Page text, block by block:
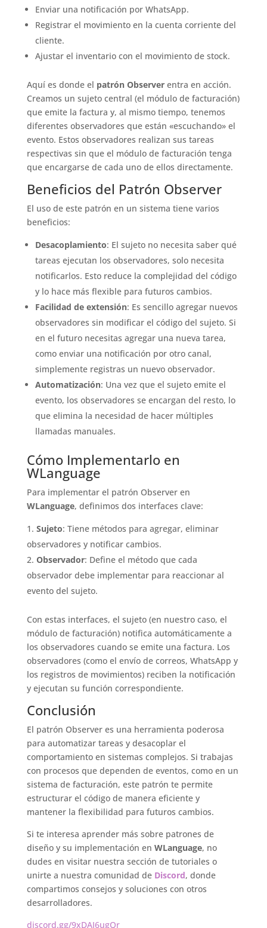
Enviar una notificación por WhatsApp.
Registrar el movimiento en la cuenta corriente del
cliente.
Ajustar el inventario con el movimiento de stock.
Aquí es donde el patrón Observerentra en acción.
Creamos un sujeto central (el módulo de facturación)
que emite la factura y, al mismo tiempo, tenemos
diferentes observadores que están «escuchando» el
evento. Estos observadores realizan sus tareas
respectivas sin que el módulo de facturación tenga
que encargarse de cada uno de ellos directamente.
Beneficios del Patrón Observer
El uso de este patrón en un sistema tiene varios
beneficios:
Desacoplamiento: El sujeto no necesita saber qué
tareas ejecutan los observadores, solo necesita
notificarlos. Esto reduce la complejidad del código
y lo hace más flexible para futuros cambios.
Facilidad de extensión: Es sencillo agregar nuevos
observadores sin modificar el código del sujeto. Si
en el futuro necesitas agregar una nueva tarea,
como enviar una notificación por otro canal,
simplemente registras un nuevo observador.
Automatización: Una vez que el sujeto emite el
evento, los observadores se encargan del resto, lo
que elimina la necesidad de hacer múltiples
llamadas manuales.
Cómo Implementarlo en
WLanguage
Para implementar el patrón Observer en
WLanguage, definimos dos interfaces clave:
Sujeto: Tiene métodos para agregar, eliminar
observadores y notificar cambios.
Observador: Define el método que cada
observador debe implementar para reaccionar al
evento del sujeto.
Con estas interfaces, el sujeto (en nuestro caso, el
módulo de facturación) notifica automáticamente a
los observadores cuando se emite una factura. Los
observadores (como el envío de correos, WhatsApp y
los registros de movimientos) reciben la notificación
y ejecutan su función correspondiente.
Conclusión
El patrón Observer es una herramienta poderosa
para automatizar tareas y desacoplar el
comportamiento en sistemas complejos. Si trabajas
con procesos que dependen de eventos, como en un
sistema de facturación, este patrón te permite
estructurar el código de manera eficiente y
mantener la flexibilidad para futuros cambios.
Si te interesa aprender más sobre patrones de
diseño y su implementación en WLanguage, no
dudes en visitar nuestra sección de tutoriales o
unirte a nuestra comunidad de Discord, donde
compartimos consejos y soluciones con otros
desarrolladores.
discord.gg/9xDAJ6ugQr